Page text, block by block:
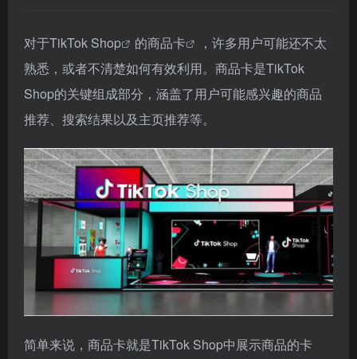
对于TikTok Shop 的商品卡
，许多用户可能还不太
熟悉，或者不清楚如何有效利用。商品卡是TikTok
Shop的关键组成部分，涵盖了用户可能感兴趣的商品
推荐、搜索结果以及主页推荐等。
简单来说，商品卡就是TikTok Shop中展示商品的卡